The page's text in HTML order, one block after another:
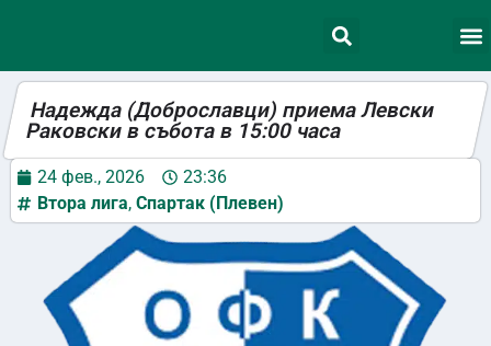
Надежда (Доброславци) приема Левски
Раковски в събота в 15:00 часа
24 фев., 2026
23:36
Втора лига, Спартак (Плевен)